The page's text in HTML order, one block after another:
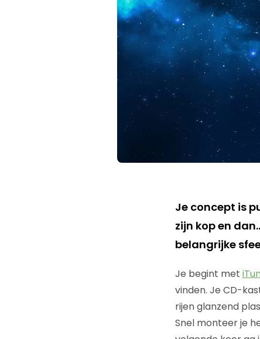
Je concept is
zijn kop en
belangrijke
Je begint met
vinden. Je CD-
rijen glanzend
Snel monteer je